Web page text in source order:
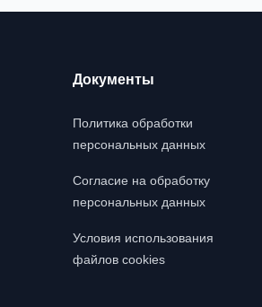
Документы
Политика обработки
персональных данных
Согласие на обработку
персональных данных
Условия использования
файлов cookies